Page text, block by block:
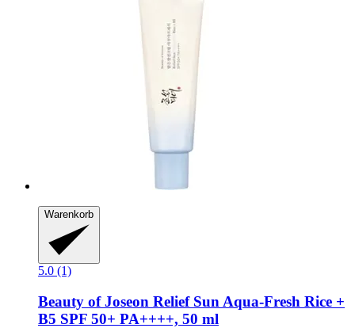
Warenkorb
5.0 (1)
Beauty of Joseon Relief Sun Aqua-​Fresh Rice +
B5 SPF 50+ PA++++, 50 ml